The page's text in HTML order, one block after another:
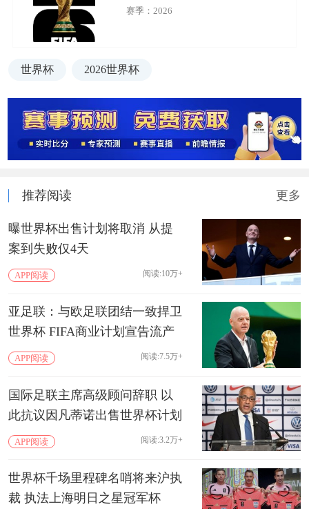
赛季：2026
世界杯 2026世界杯
推荐阅读 更多
曝世界杯出售计划将取消 从提
案到失败仅4天
APP阅读 阅读:10万+
亚足联：与欧足联团结一致捍卫
世界杯 FIFA商业计划宣告流产
APP阅读 阅读:7.5万+
国际足联主席高级顾问辞职 以
此抗议因凡蒂诺出售世界杯计划
APP阅读 阅读:3.2万+
世界杯千场里程碑名哨将来沪执
裁 执法上海明日之星冠军杯